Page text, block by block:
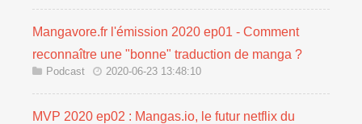
Mangavore.fr l'émission 2020 ep01 - Comment
reconnaître une "bonne" traduction de manga ?
Podcast 2020-06-23 13:48:10
MVP 2020 ep02 : Mangas.io, le futur netflix du